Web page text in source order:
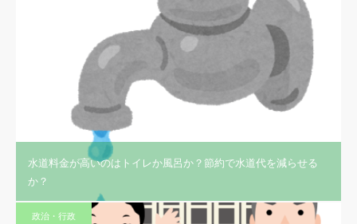
水道料金が高いのはトイレか風呂か？節約で水道代を減らせる
か？
政治・行政